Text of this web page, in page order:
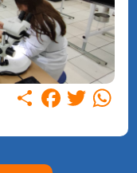
Compartilhar
Facebook
Twitter